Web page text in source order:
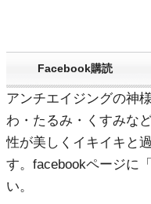
Facebook購読
アンチエイジングの神
わ・たるみ・くすみな
性が美しくイキイキと
す。facebookページに
い。